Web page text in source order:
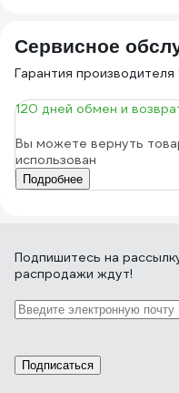
Сервисное
Гарантия производителя
120 дней обмен и
Вы можете вернуть
использован
Подробнее
Подпишитесь на
распродажи ждут!
Подписаться